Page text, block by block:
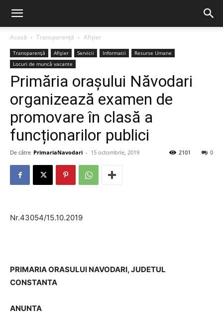
Acasă Transparență Afișier
Transparență Afișier Servicii Informatii
Resurse Umane
Locuri de muncă vacante
Primăria orașului Năvodari
organizează examen de
promovare în clasă a
funcționarilor publici
De către PrimariaNavodari - 15 octombrie, 2019 0
2101
Nr.43054/15.10.2019
PRIMARIA ORASULUI NAVODARI, JUDETUL
CONSTANTA
ANUNTA